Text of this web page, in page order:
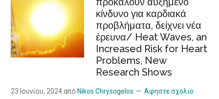
/Recognition
of
cooperatives
in
the
European
Care
Strategy
κίνδυνο για καρδιακά
προβλήματα, δείχνει νέα
έρευνα/ Heat Waves, an
Increased Risk for Heart
Problems, New
Research Shows
23 Ιουνίου, 2024 από Nikos Chrysogelos Αφηστε σχολιο